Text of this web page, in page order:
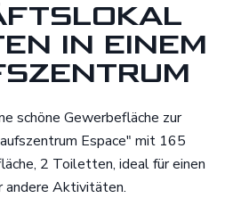
IN EINEM
schöne Gewerbefläche zur
Espace" mit 165
2 Toiletten, ideal für einen
andere Aktivitäten.